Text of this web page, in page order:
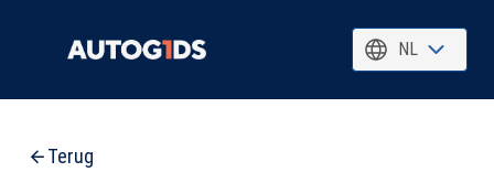
NL
Terug